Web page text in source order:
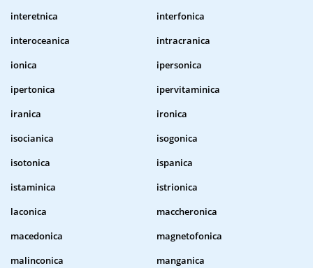
interetnica
interfonica
interoceanica
intracranica
ionica
ipersonica
ipertonica
ipervitaminica
iranica
ironica
isocianica
isogonica
isotonica
ispanica
istaminica
istrionica
laconica
maccheronica
macedonica
magnetofonica
malinconica
manganica